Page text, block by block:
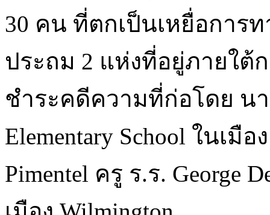
30 คน ที่ตกเป็นเหยื่อการ
ประถม 2 แห่งที่อยู่ภายใต้
ชำระคดีความที่ก่อโดย นา
Elementary School ในเมื
Pimentel ครู ร.ร. George